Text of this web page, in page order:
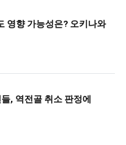
영향 가능성은? 오키나와
, 역전골 취소 판정에